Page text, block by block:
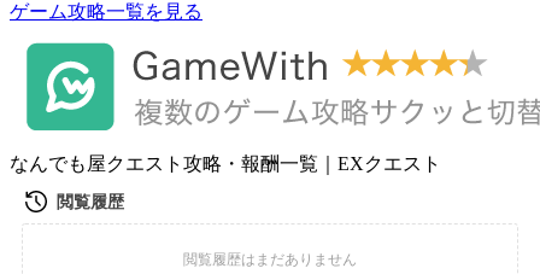
ゲーム攻略一覧を見る
なんでも屋クエスト攻略・報酬一覧｜EXクエスト